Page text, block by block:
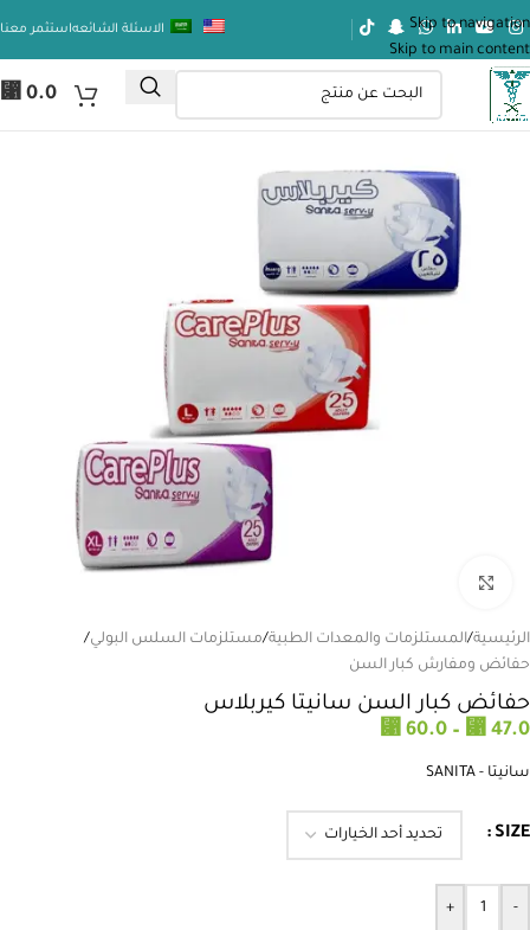
Skip to navigation
Skip to main content
الاسئلة الشائعهاستثمر معنا
⃁ 0.0
الرئيسية/المستلزمات والمعدات الطبية/مستلزمات السلس البولي/
حفائض ومفارش كبار السن
حفائض كبار السن سانيتا كيربلاس
⃁ 47.0
–
⃁ 60.0
سانيتا - SANITA
SIZE
-
+